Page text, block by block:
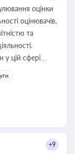
оцінки
оцінювачів,
та
у цій сфері
або
оренди
+9